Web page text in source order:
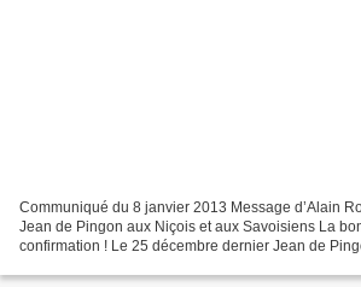
Communiqué du 8 janvier 2013 Message d’Alain
Jean de Pingon aux Niçois et aux Savoisiens La
confirmation ! Le 25 décembre dernier Jean de